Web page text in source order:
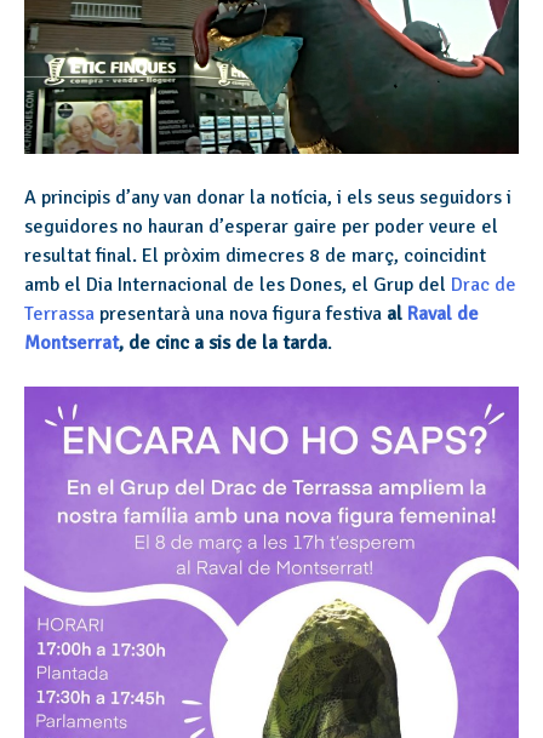
A principis d’any van donar la notícia, i els seus seguidors i
seguidores no hauran d’esperar gaire per poder veure el
resultat final. El pròxim dimecres 8 de març, coincidint
amb el Dia Internacional de les Dones, el Grup del Drac de
Terrassa presentarà una nova figura festiva al Raval de
Montserrat, de cinc a sis de la tarda.